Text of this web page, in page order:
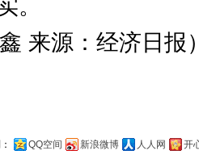
。
鑫 来源：经济日报
QQ空间 新浪微博 人人网 开